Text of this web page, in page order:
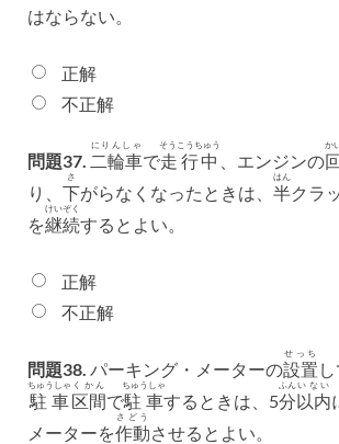
はならない。
正解
不正解
問題37. 二輪車
にりんしゃ
で走行中
そうこうちゅう
、エンジンの
か
り、 下
さ
がらなくなったときは、 半
はん
クラ
を継続
けいぞく
するとよい。
正解
不正解
問題38. パーキング・メーターの設置
せっち
駐車
ちゅうしゃ
区間
くかん
で駐車
ちゅうしゃ
するときは、5分
ふん
以内
いない
メーターを作動
さどう
させるとよい。